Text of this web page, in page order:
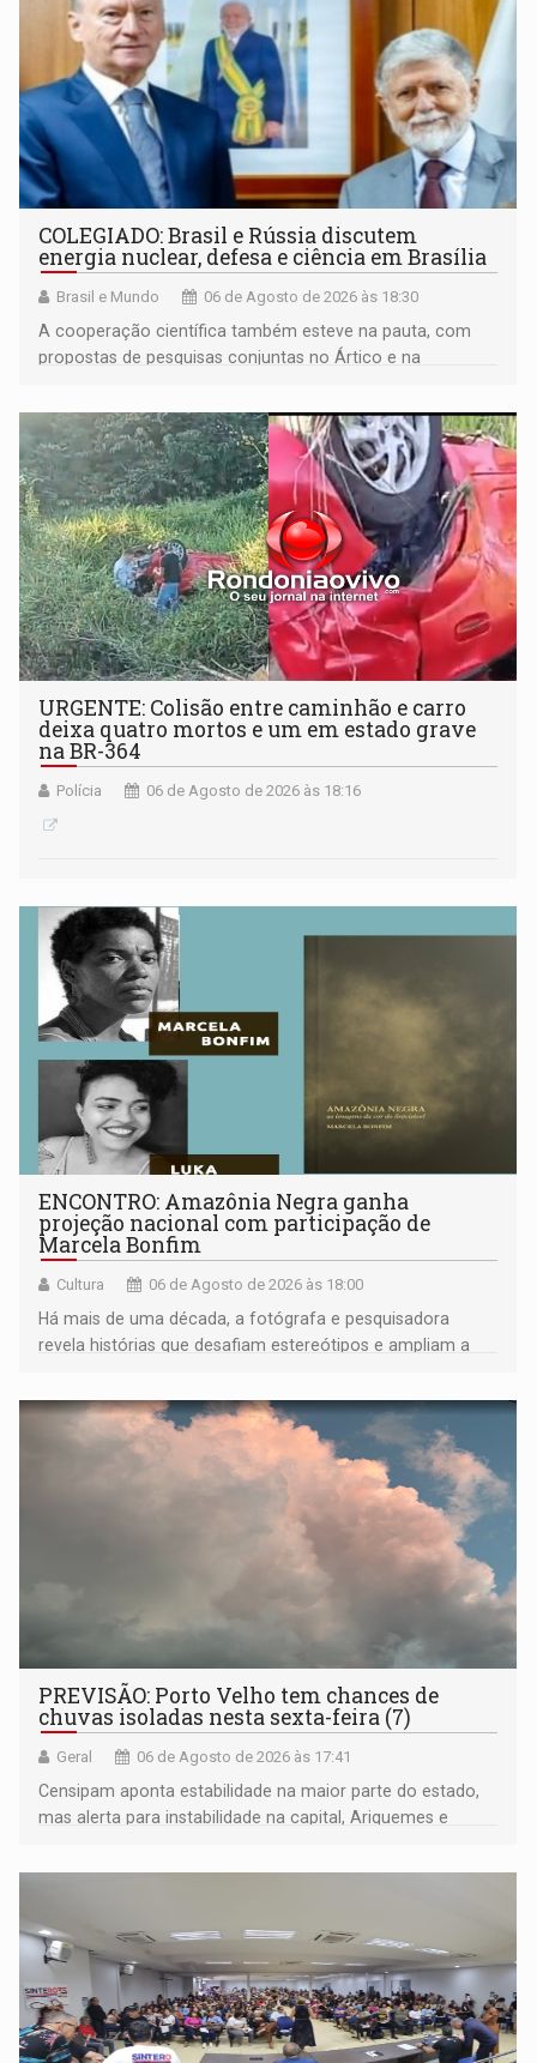
COLEGIADO: Brasil e Rússia discutem
energia nuclear, defesa e ciência em Brasília
Brasil e Mundo 06 de Agosto de 2026 às 18:30
A cooperação científica também esteve na pauta, com
propostas de pesquisas conjuntas no Ártico e na
URGENTE: Colisão entre caminhão e carro
deixa quatro mortos e um em estado grave
na BR-364
Polícia 06 de Agosto de 2026 às 18:16
ENCONTRO: Amazônia Negra ganha
projeção nacional com participação de
Marcela Bonfim
Cultura 06 de Agosto de 2026 às 18:00
Há mais de uma década, a fotógrafa e pesquisadora
revela histórias que desafiam estereótipos e ampliam a
negras
PREVISÃO: Porto Velho tem chances de
chuvas isoladas nesta sexta-feira (7)
Geral 06 de Agosto de 2026 às 17:41
Censipam aponta estabilidade na maior parte do estado,
mas alerta para instabilidade na capital, Ariquemes e